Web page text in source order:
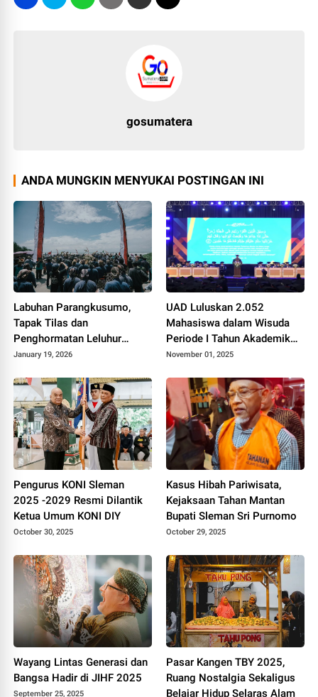
gosumatera
ANDA MUNGKIN MENYUKAI POSTINGAN INI
Labuhan Parangkusumo,
Tapak Tilas dan
Penghormatan Leluhur
Keraton Yogyakarta
January 19, 2026
UAD Luluskan 2.052
Mahasiswa dalam Wisuda
Periode I Tahun Akademik
2025/2026
November 01, 2025
Pengurus KONI Sleman
2025 -2029 Resmi Dilantik
Ketua Umum KONI DIY
October 30, 2025
Kasus Hibah Pariwisata,
Kejaksaan Tahan Mantan
Bupati Sleman Sri Purnomo
October 29, 2025
Wayang Lintas Generasi dan
Bangsa Hadir di JIHF 2025
September 25, 2025
Pasar Kangen TBY 2025,
Ruang Nostalgia Sekaligus
Belajar Hidup Selaras Alam